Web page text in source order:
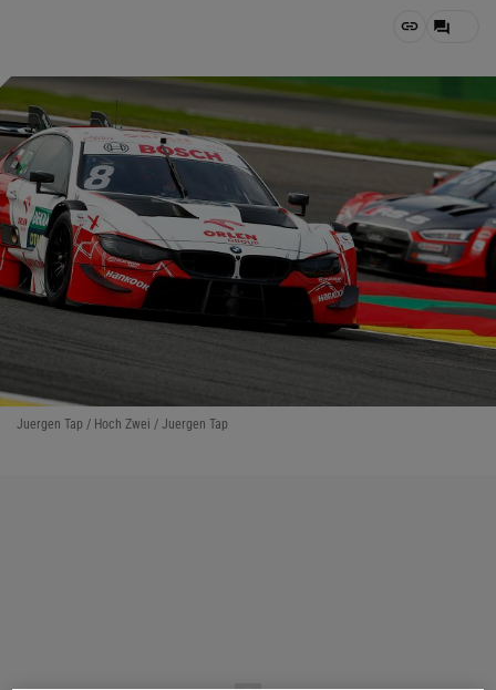
Juergen Tap / Hoch Zwei / Juergen Tap